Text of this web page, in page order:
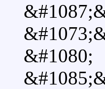
&#1080;